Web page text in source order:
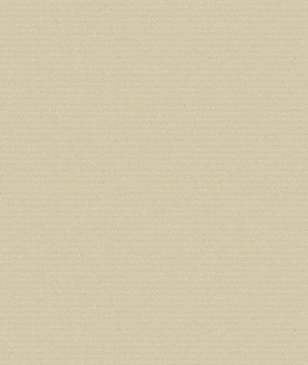
Deprecated: Creation of dynamic
deprecated in/home/users/confidit/
line507
Deprecated: Creation of dynamic
deprecated in /home/users/confidit/
line179
Deprecated: Creation of dynamic
in/home/users/confidit/www/cms/
Deprecated: Creation of dynamic
deprecated in/home/users/confidit/
line210